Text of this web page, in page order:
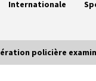
Internationale
policière